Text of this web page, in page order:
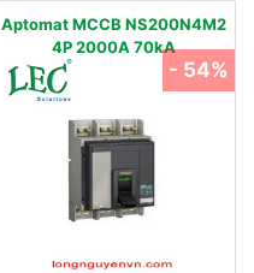
Aptomat MCCB NS200N4M2
4P 2000A 70kA
- 54%